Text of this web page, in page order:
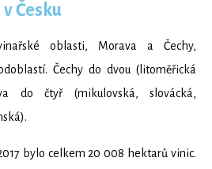
Česku
oblasti, Morava a Čechy,
Čechy do dvou (litoměřická
do čtyř (mikulovská, slovácká,
2017 bylo celkem 20 008 hektarů vinic.